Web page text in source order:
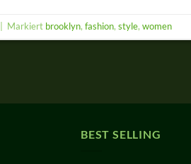
Markiert brooklyn,fashion,style,women
BEST SELLING